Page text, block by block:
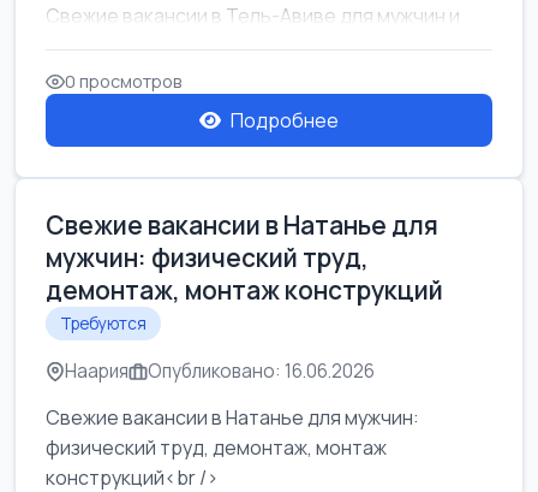
Свежие вакансии в Тель-Авиве для мужчин и
женщин от хозя...
0 просмотров
Подробнее
Свежие вакансии в Натанье для
мужчин: физический труд,
демонтаж, монтаж конструкций
Требуются
Наария Опубликовано: 16.06.2026
Свежие вакансии в Натанье для мужчин:
физический труд, демонтаж, монтаж
конструкций<br />